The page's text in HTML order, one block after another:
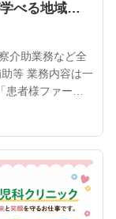
べる地域医
んか？【週
介助業務など全
は一
患者様ファース
価やインセンテ
ご用意してい
んのこと、スタ